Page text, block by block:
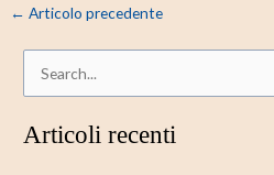
← Articolo precedente
r
Articoli recenti